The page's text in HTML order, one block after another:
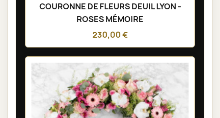
COURONNE DE FLEURS DEUIL LYON -
ROSES MÉMOIRE
230,00 €